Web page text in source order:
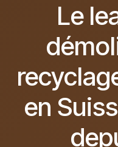
Le
en